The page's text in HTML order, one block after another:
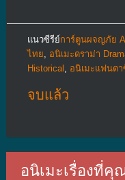
แนวซีรีย์การ์ตูนผจญภัย
ไทย
อนิเมะดราม่า
Historical
อนิเมะแฟนต
จบแล้ว
อนิเมะเรื่องที่คุ